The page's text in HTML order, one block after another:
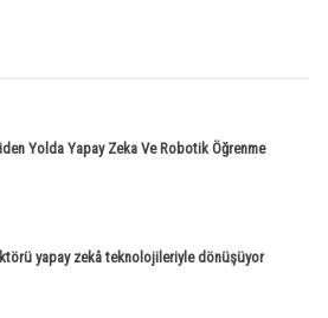
Yolda Yapay Zeka Ve Robotik Öğrenme
yapay zekâ teknolojileriyle dönüşüyor